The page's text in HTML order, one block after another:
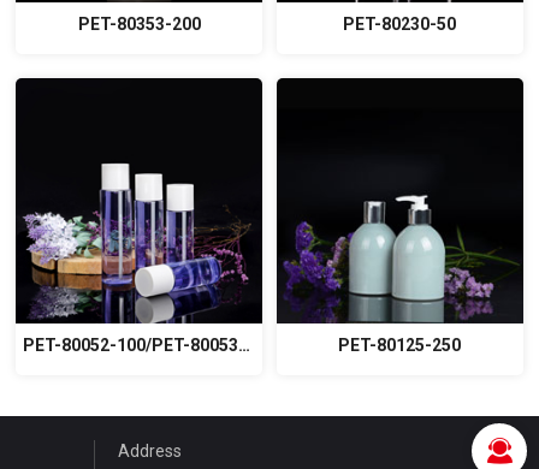
PET-80353-200 PET-80230-50
PET-80052-100/PET-80053-120/PET-80054-150/PET-80055-200 PET-80125-250
Address